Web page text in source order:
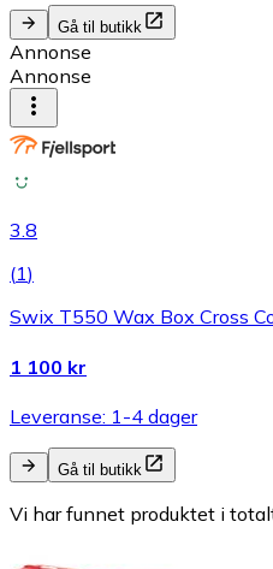
Gå til butikk
Annonse
Annonse
3.8
(1)
Swix T550 Wax Box Cross
1 100 kr
Leveranse: 1-4 dager
Gå til butikk
Vi har funnet produktet i